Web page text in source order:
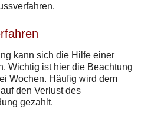
kann sich die Hilfe einer
Wichtig ist hier die Beachtung
Wochen. Häufig wird dem
den Verlust des
gezahlt.